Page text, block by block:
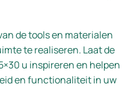
de tools en materialen
te realiseren. Laat de
u inspireren en helpen
en functionaliteit in uw